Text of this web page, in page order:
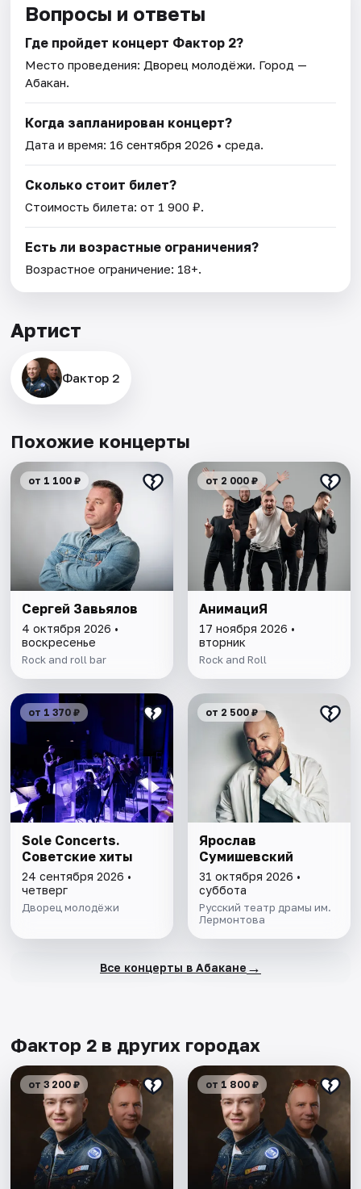
Вопросы и ответы
Где пройдет концерт Фактор 2?
Место проведения: Дворец молодёжи. Город —
Абакан.
Когда запланирован концерт?
Дата и время: 16 сентября 2026 • среда.
Сколько стоит билет?
Стоимость билета: от 1 900 ₽.
Есть ли возрастные ограничения?
Возрастное ограничение: 18+.
Артист
Фактор 2
Похожие концерты
от 1 100 ₽
Сергей Завьялов
4 октября 2026 •
воскресенье
Rock and roll bar
от 2 000 ₽
АнимациЯ
17 ноября 2026 •
вторник
Rock and Roll
от 1 370 ₽
Sole Concerts.
Советские хиты
24 сентября 2026 •
четверг
Дворец молодёжи
от 2 500 ₽
Ярослав
Сумишевский
31 октября 2026 •
суббота
Русский театр драмы им.
Лермонтова
Все концерты в Абакане →
Фактор 2 в других городах
от 3 200 ₽ от 1 800 ₽